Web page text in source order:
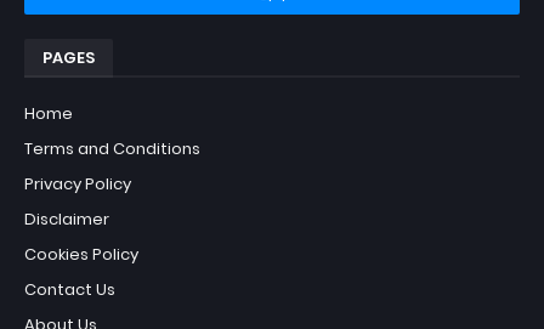
PAGES
Home
Terms and Conditions
Privacy Policy
Disclaimer
Cookies Policy
Contact Us